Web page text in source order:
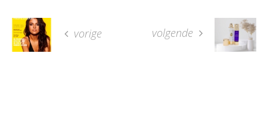
vorige volgende